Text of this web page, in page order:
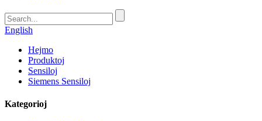
English
Hejmo
Produktoj
Sensiloj
Siemens Sensiloj
Kategorioj